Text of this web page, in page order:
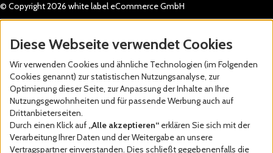
© Copyright 2026 white label eCommerce GmbH
Diese Webseite verwendet Cookies
Wir verwenden Cookies und ähnliche Technologien (im Folgenden
Cookies genannt) zur statistischen Nutzungsanalyse, zur
Optimierung dieser Seite, zur Anpassung der Inhalte an Ihre
Nutzungsgewohnheiten und für passende Werbung auch auf
Drittanbieterseiten.
Durch einen Klick auf „Alle akzeptieren“ erklären Sie sich mit der
Verarbeitung Ihrer Daten und der Weitergabe an unsere
Vertragspartner einverstanden. Dies schließt gegebenenfalls die